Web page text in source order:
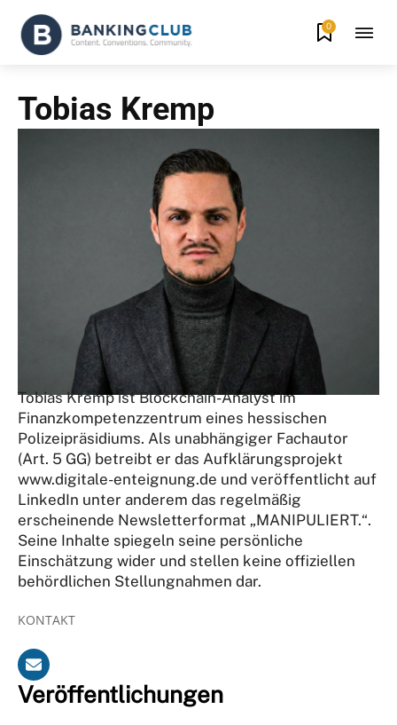
0
Tobias Kremp
Tobias Kremp ist Blockchain-Analyst im
Finanzkompetenzzentrum eines hessischen
Polizeipräsidiums. Als unabhängiger Fachautor
(Art. 5 GG) betreibt er das Aufklärungsprojekt
www.digitale-enteignung.de und veröffentlicht auf
LinkedIn unter anderem das regelmäßig
erscheinende Newsletterformat „MANIPULIERT.“.
Seine Inhalte spiegeln seine persönliche
Einschätzung wider und stellen keine offiziellen
behördlichen Stellungnahmen dar.
KONTAKT
Veröffentlichungen